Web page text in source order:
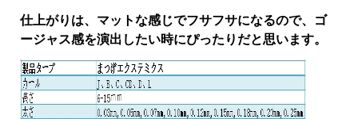
仕上がりは、マットな感じでフサフサになるので、ゴ
ージャス感を演出したい時にぴったりだと思います。